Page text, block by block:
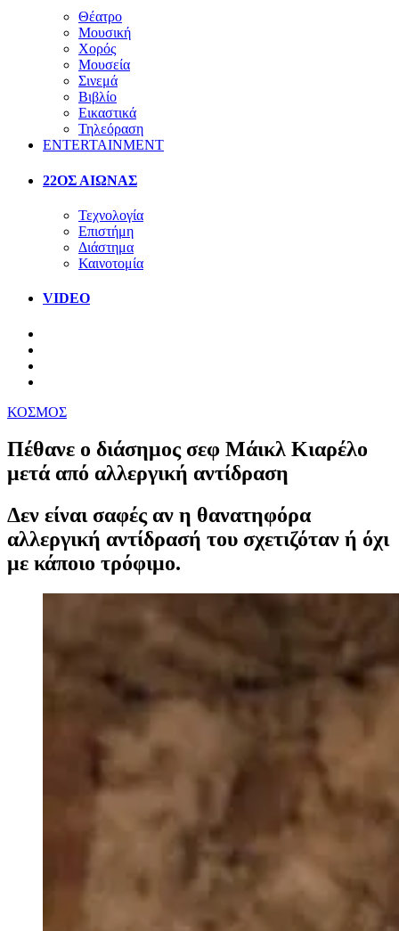
Θέατρο
Μουσική
Χορός
Μουσεία
Σινεμά
Βιβλίο
Εικαστικά
Τηλεόραση
ENTERTAINMENT
22ΟΣ ΑΙΩΝΑΣ
Τεχνολογία
Επιστήμη
Διάστημα
Καινοτομία
VIDEO
ΚΟΣΜΟΣ
Πέθανε ο διάσημος σεφ Μάικλ Κιαρέλο
μετά από αλλεργική αντίδραση
Δεν είναι σαφές αν η θανατηφόρα
αλλεργική αντίδρασή του σχετιζόταν ή όχι
με κάποιο τρόφιμο.